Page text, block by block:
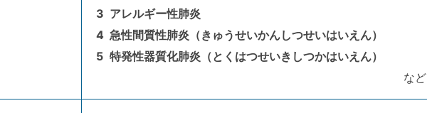
アレルギー性肺炎
急性間質性肺炎（きゅうせいかんしつせいはいえん）
特発性器質化肺炎（とくはつせいきしつかはいえん）
など